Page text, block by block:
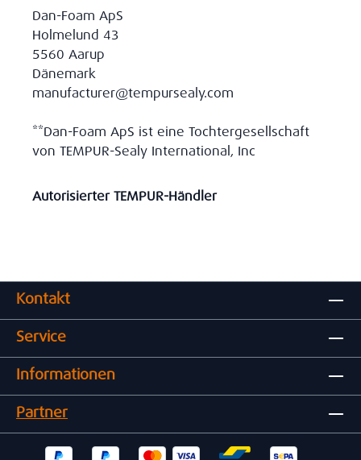
Dan-Foam ApS
Holmelund 43
5560 Aarup
Dänemark
manufacturer@tempursealy.com
**Dan-Foam ApS ist eine Tochtergesellschaft
von TEMPUR-Sealy International, Inc
Autorisierter TEMPUR-Händler
Kontakt
Service
Informationen
Partner